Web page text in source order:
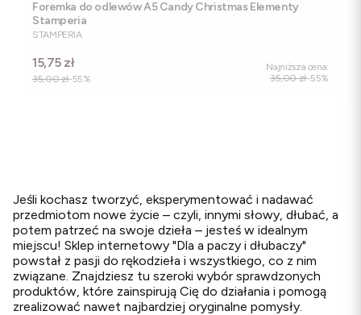
Foremka do odlewów A5 Candy Christmas Elementy
Stamperia
PRODUCENT
STAMPERIA
Cena promocyjna
15,75 zł
35,00 zł-55%
Najniższa cena:
35,00 zł-55%
Jeśli kochasz tworzyć, eksperymentować i nadawać
przedmiotom nowe życie – czyli, innymi słowy, dłubać, a
potem patrzeć na swoje dzieła – jesteś w idealnym
miejscu! Sklep internetowy "Dla a paczy i dłubaczy"
powstał z pasji do rękodzieła i wszystkiego, co z nim
związane. Znajdziesz tu szeroki wybór sprawdzonych
produktów, które zainspirują Cię do działania i pomogą
zrealizować nawet najbardziej oryginalne pomysły.